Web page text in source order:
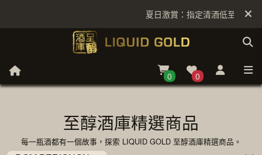
夏日激賞：指定清酒低至6折
0 0
至醇酒庫精選商品
每一瓶酒都有一個故事，探索 LIQUID GOLD 至醇酒庫精選商品。